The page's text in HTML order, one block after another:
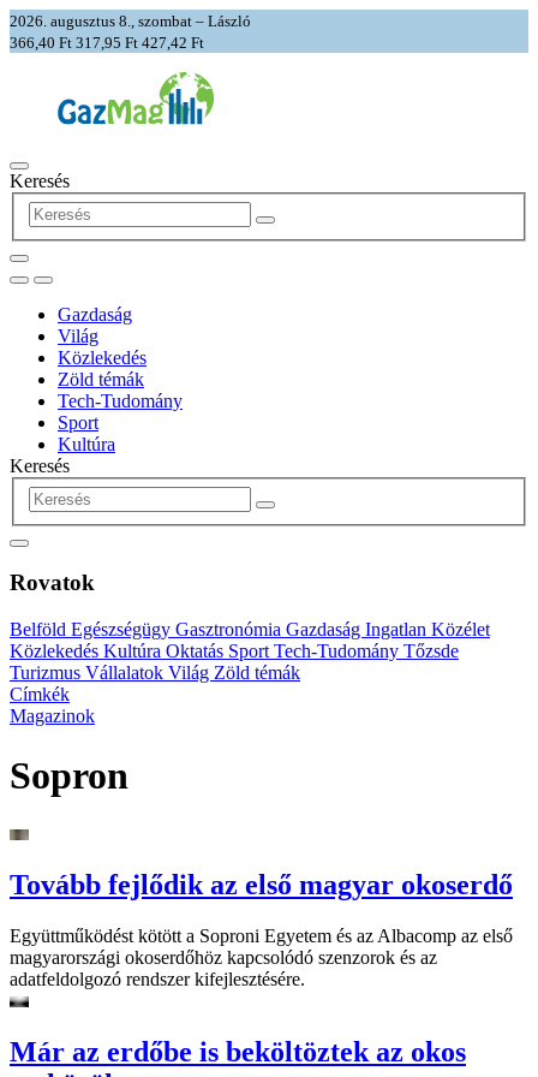
2026. augusztus 8., szombat – László
366,40 Ft 317,95 Ft 427,42 Ft
Keresés
Gazdaság
Világ
Közlekedés
Zöld témák
Tech-Tudomány
Sport
Kultúra
Keresés
Rovatok
Belföld Egészségügy Gasztronómia Gazdaság Ingatlan Közélet
Közlekedés Kultúra Oktatás Sport Tech-Tudomány Tőzsde
Turizmus Vállalatok Világ Zöld témák
Címkék
Magazinok
Sopron
Tovább fejlődik az első magyar okoserdő
Együttműködést kötött a Soproni Egyetem és az Albacomp az első
magyarországi okoserdőhöz kapcsolódó szenzorok és az
adatfeldolgozó rendszer kifejlesztésére.
Már az erdőbe is beköltöztek az okos